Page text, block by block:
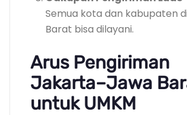
Semua kota dan kabupaten
Barat bisa dilayani.
Arus Pengiriman
Jakarta–Jawa
untuk UMKM